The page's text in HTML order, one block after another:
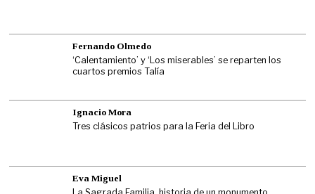
Fernando Olmedo
‘Calentamiento’ y ‘Los miserables’ se reparten los
cuartos premios Talía
Ignacio Mora
Tres clásicos patrios para la Feria del Libro
Eva Miguel
La Sagrada Familia, historia de un monumento